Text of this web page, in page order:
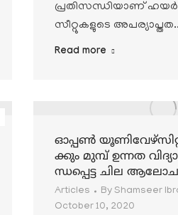
പ്രതിസന്ധിയാണ് ഹയര്‍
സീറ്റുകളുടെ
Read more
ഓപ്പണ്‍
ക്കും മുമ്പ് ഉന്നത
ന്ധപ്പെട്ട ചില
Articles ByShamseer
October 10, 2020